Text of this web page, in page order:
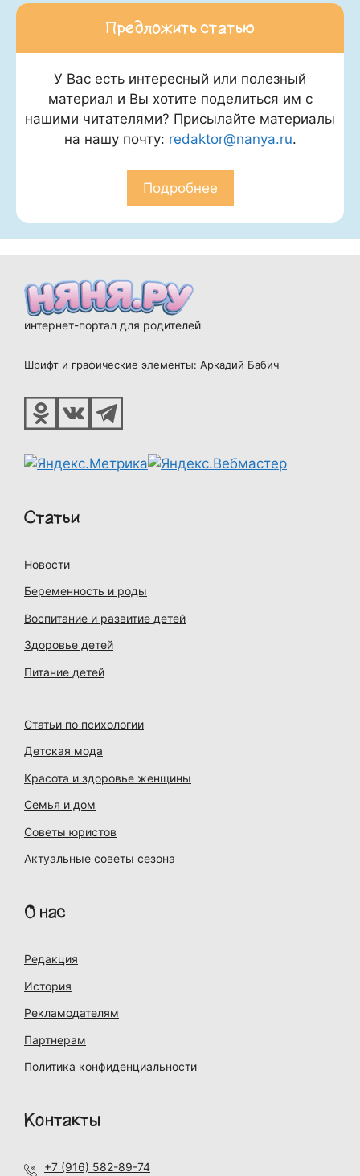
Предложить статью
У Вас есть интересный или полезный
материал и Вы хотите поделиться им с
нашими читателями? Присылайте материалы
на нашу почту: redaktor@nanya.ru.
Подробнее
интернет-портал для родителей
Шрифт и графические элементы: Аркадий Бабич
Статьи
Новости
Беременность и роды
Воспитание и развитие детей
Здоровье детей
Питание детей
Статьи по психологии
Детская мода
Красота и здоровье женщины
Семья и дом
Советы юристов
Актуальные советы сезона
О нас
Редакция
История
Рекламодателям
Партнерам
Политика конфиденциальности
Контакты
+7 (916) 582-89-74